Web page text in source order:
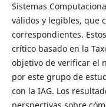
Sistemas
válidos y legibles, que
correspondientes.
crítico basado en la
objetivo de verificar el
por este grupo de
con la IAG. Los